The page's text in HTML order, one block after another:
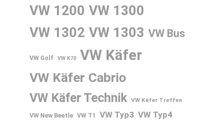
VW 1200 VW 1300
VW 1302 VW 1303 VW Bus
VW Golf VW K70 VW Käfer
VW Käfer Cabrio
VW Käfer Technik VW Käfer Treffen
VW New Beetle VW T1 VW Typ3 VW Typ4